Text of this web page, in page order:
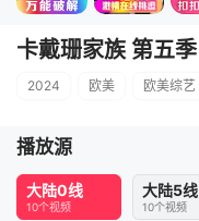
卡戴珊家族 第五季
2024 欧美 欧美综艺
播放源
大陆0线
10个视频
大陆5线
10个视频